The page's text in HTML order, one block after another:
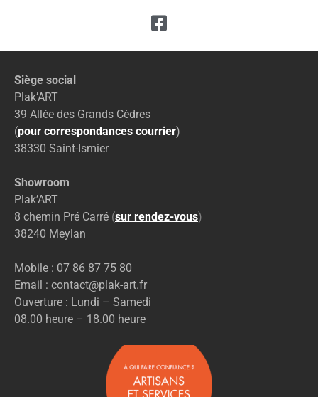
Siège social
Plak’ART
39 Allée des Grands Cèdres
(pour correspondances courrier)
38330 Saint-Ismier
Showroom
Plak’ART
8 chemin Pré Carré (sur rendez-vous)
38240 Meylan
Mobile : 07 86 87 75 80
Email : contact@plak-art.fr
Ouverture : Lundi – Samedi
08.00 heure – 18.00 heure